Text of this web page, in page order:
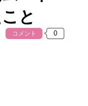
と
コメント